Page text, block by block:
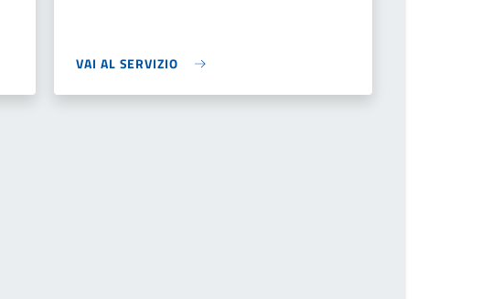
VAI AL SERVIZIO